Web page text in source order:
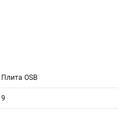
Плита OSB
9